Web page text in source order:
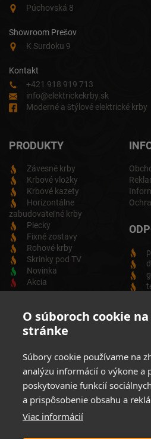
O súboroch cookie
stránke
Súbory cookie používame na
analýzu informácií o výkone a
poskytovanie funkcií
a prispôsobenie obsahu a
Viac informácií
Púchovská 8
Showroom Prešov
K Surdoku 9
Kontakt
+421 918 919 713
info@elektrickekrby.sk
Moderné a štýlové elektrické krby
PRODUKTY
Závesné krby
Krbové vložky
Krbové kazety
Horizontálne
zabudovateľné krby
Piecky
Fixné zostavy
Rohové krby
Skrinky pod TV
Novinka
Akcia
ODBER NEWSLETTRA
Zadajte svoju e-mailovú adresu a
Elektrických produktov.
Súhlasim so spracovaním